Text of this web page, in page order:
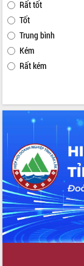
Rất tốt
Tốt
Trung bình
Kém
Rất kém